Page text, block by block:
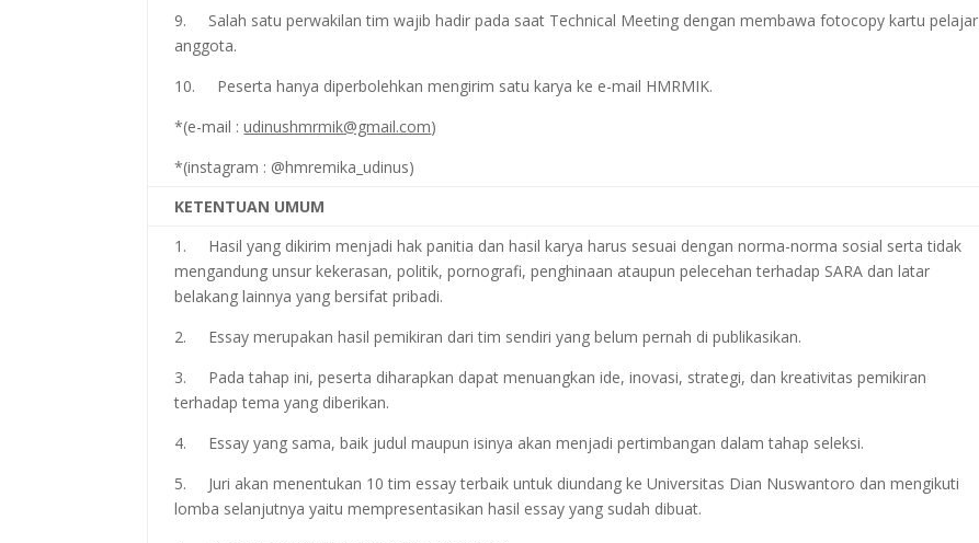
9. Salah satu perwakilan tim wajib hadir pada saat Technical Meeting dengan membawa fotocopy kartu pelajar
anggota.
10. Peserta hanya diperbolehkan mengirim satu karya ke e-mail HMRMIK.
*(e-mail :udinushmrmik@gmail.com)
*(instagram : @hmremika_udinus)
KETENTUAN UMUM
1. Hasil yang dikirim menjadi hak panitia dan hasil karya harus sesuai dengan norma-norma sosial serta tidak
mengandung unsur kekerasan, politik, pornografi, penghinaan ataupun pelecehan terhadap SARA dan latar
belakang lainnya yang bersifat pribadi.
2. Essay merupakan hasil pemikiran dari tim sendiri yang belum pernah di publikasikan.
3. Pada tahap ini, peserta diharapkan dapat menuangkan ide, inovasi, strategi, dan kreativitas pemikiran
terhadap tema yang diberikan.
4. Essay yang sama, baik judul maupun isinya akan menjadi pertimbangan dalam tahap seleksi.
5. Juri akan menentukan 10 tim essay terbaik untuk diundang ke Universitas Dian Nuswantoro dan mengikuti
lomba selanjutnya yaitu mempresentasikan hasil essay yang sudah dibuat.